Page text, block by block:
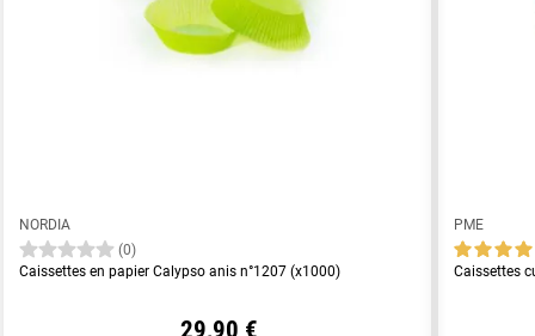
NORDIA
(0)
Caissettes en papier Calypso anis n°1207 (x1000)
29,90 €
PME
Caissettes